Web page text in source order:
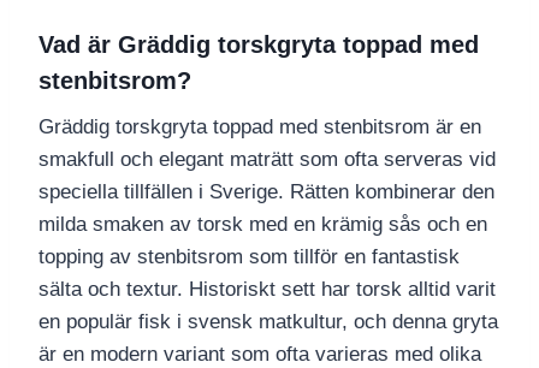
Vad är Gräddig torskgryta toppad med
stenbitsrom?
Gräddig torskgryta toppad med stenbitsrom är en
smakfull och elegant maträtt som ofta serveras vid
speciella tillfällen i Sverige. Rätten kombinerar den
milda smaken av torsk med en krämig sås och en
topping av stenbitsrom som tillför en fantastisk
sälta och textur. Historiskt sett har torsk alltid varit
en populär fisk i svensk matkultur, och denna gryta
är en modern variant som ofta varieras med olika